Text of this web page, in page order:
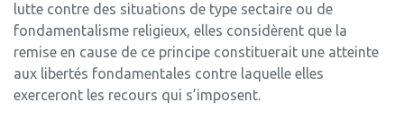
lutte contre des situations de type sectaire ou de
fondamentalisme religieux, elles considèrent que la
remise en cause de ce principe constituerait une atteinte
aux libertés fondamentales contre laquelle elles
exerceront les recours qui s’imposent.